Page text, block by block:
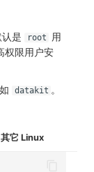
是 root
用
权限用户安
datakit 。
其它 Linux